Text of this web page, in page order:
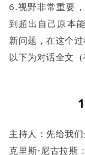
6.视野非常重要
到超出自己原本
新问题，在这个过
以下为对话全文（
主持人：先给我们
克里斯·尼古拉斯